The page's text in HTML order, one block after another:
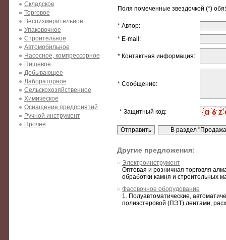
Складское
Торговое
Весоизмерительное
Упаковочное
Строительное
Автомобильное
Насосное, компрессорное
Пищевое
Добывающее
Лабораторное
Сельскохозяйственное
Химическое
Оснащение предприятий
Ручной инструмент
Прочее
Поля помеченные звездочкой (*)
* Автор:
* E-mail:
* Контактная информация:
* Сообщение:
* Защитный код:
Другие предложения:
Электроинструмент
Оптовая и розничная торговля
обработки камня и строительных
Фасовочное оборудование
1. Полуавтоматические,
полиэстеровой (ПЭТ) лентами,